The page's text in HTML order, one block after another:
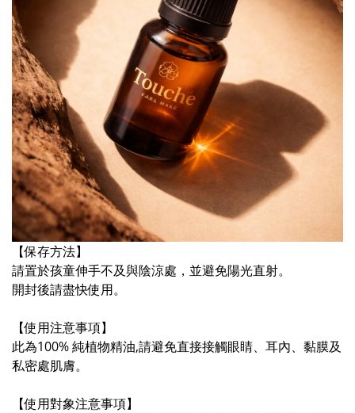
【保存方法】
請置於孩童伸手不及與陰涼處，並避免陽光直射。
開封後請盡快使用。
【使用注意事項】
此為100% 純植物精油,請避免直接接觸眼睛、耳內、黏膜及
私密處肌膚。
【使用對象注意事項】